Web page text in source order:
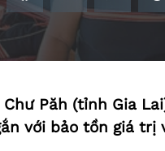
Păh (tỉnh Gia
với bảo tồn giá trị